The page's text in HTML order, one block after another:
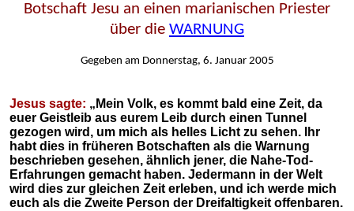
Botschaft Jesu an einen marianischen Priester
über die WARNUNG
Gegeben am Donnerstag, 6. Januar 2005
Jesus sagte: „Mein Volk, es kommt bald eine Zeit, da
euer Geistleib aus eurem Leib durch einen Tunnel
gezogen wird, um mich als helles Licht zu sehen. Ihr
habt dies in früheren Botschaften als die Warnung
beschrieben gesehen, ähnlich jener, die Nahe-Tod-
Erfahrungen gemacht haben. Jedermann in der Welt
wird dies zur gleichen Zeit erleben, und ich werde mich
euch als die Zweite Person der Dreifaltigkeit offenbaren.